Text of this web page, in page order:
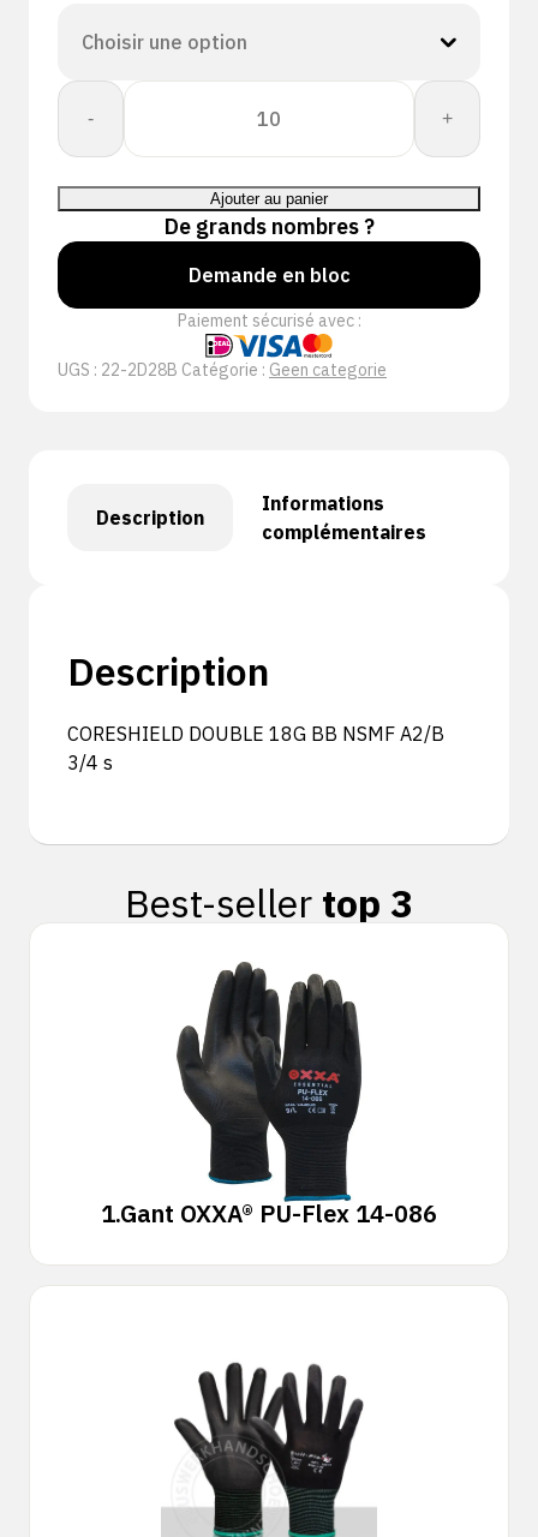
-
quantité
CORESHIELD
DOUBLE
18G
BB
NSMF
A2/B
+
Ajouter au panier
De grands nombres ?
Demande en bloc
Paiement sécurisé avec :
UGS : 22-2D28B Catégorie : Geen categorie
Description
Informations
complémentaires
Description
CORESHIELD DOUBLE 18G BB NSMF A2/B
3/4 s
Best-seller top 3
1.Gant OXXA® PU-Flex 14-086